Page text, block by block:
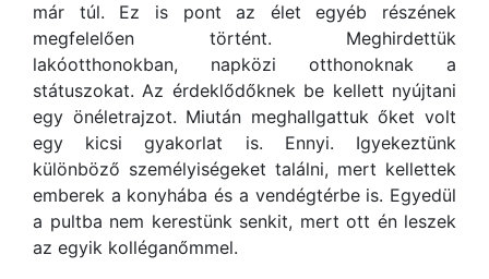
már túl. Ez is pont az élet egyéb részének
megfelelően történt. Meghirdettük
lakóotthonokban, napközi otthonoknak a
státuszokat. Az érdeklődőknek be kellett nyújtani
egy önéletrajzot. Miután meghallgattuk őket volt
egy kicsi gyakorlat is. Ennyi. Igyekeztünk
különböző személyiségeket találni, mert kellettek
emberek a konyhába és a vendégtérbe is. Egyedül
a pultba nem kerestünk senkit, mert ott én leszek
az egyik kolléganőmmel.